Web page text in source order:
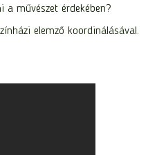
művészet érdekében?
elemző koordinálásával.